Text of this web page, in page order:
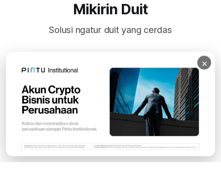
Mikirin Duit
Solusi ngatur duit yang cerdas
Subscribe
×